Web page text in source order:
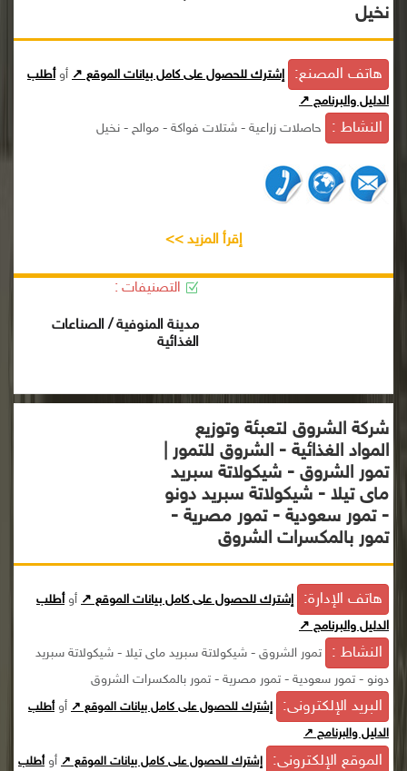
نخيل
هاتف المصنع: إشترك للحصول على كامل بيانات الموقع ↗ أوأطلب
الدليل والبرنامج ↗
النشاط : حاصلات زراعية - شتلات فواكة - موالح - نخيل
إقرأ المزيد >>
التصنيفات :
مدينة المنوفية / الصناعات
الغذائية
شركة الشروق لتعبئة وتوزيع
المواد الغذائية - الشروق للتمور |
تمور الشروق - شيكولاتة سبريد
ماى تيلا - شيكولاتة سبريد دونو
- تمور سعودية - تمور مصرية -
تمور بالمكسرات الشروق
هاتف الإدارة: إشترك للحصول على كامل بيانات الموقع ↗ أوأطلب
الدليل والبرنامج ↗
النشاط :
تمور الشروق - شيكولاتة سبريد ماى تيلا - شيكولاتة سبريد
دونو - تمور سعودية - تمور مصرية - تمور بالمكسرات الشروق
البريد الإلكترونى: إشترك للحصول على كامل بيانات الموقع ↗ أوأطلب
الدليل والبرنامج ↗
الموقع الإلكترونى: إشترك للحصول على كامل بيانات الموقع ↗ أوأطلب